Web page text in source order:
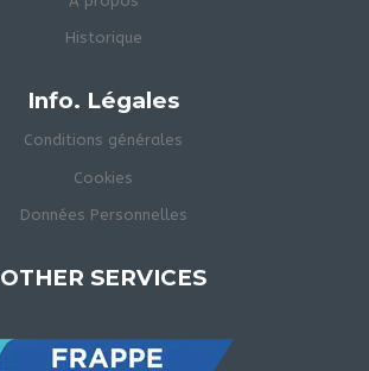
Historique
Info. Légales
Conditions générales
Cookies
Données Personnelles
OTHER SERVICES